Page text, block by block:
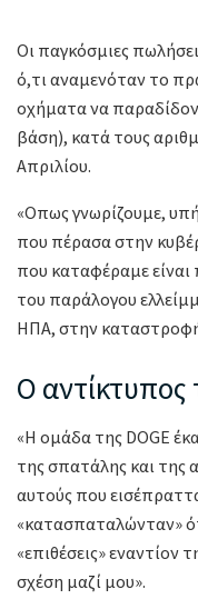
Οι παγκόσμιες
ό,τι αναμενόταν το
οχήματα να
βάση), κατά τους
Απριλίου.
«Οπως γνωρίζουμε,
που πέρασα στην
που καταφέραμε
του παράλογου
ΗΠΑ, στην
Ο
«Η ομάδα της DOGE
της σπατάλης και της
αυτούς που
«κατασπαταλώνταν»
«επιθέσεις» εναντίον
σχέση μαζί μου».